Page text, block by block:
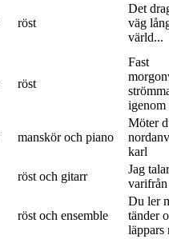
röst
Det
väg
värld...
röst
Fast
igenom
manskör och piano
Möter
karl
röst och gitarr
Jag
röst och ensemble
Du ler
tänder
läppars